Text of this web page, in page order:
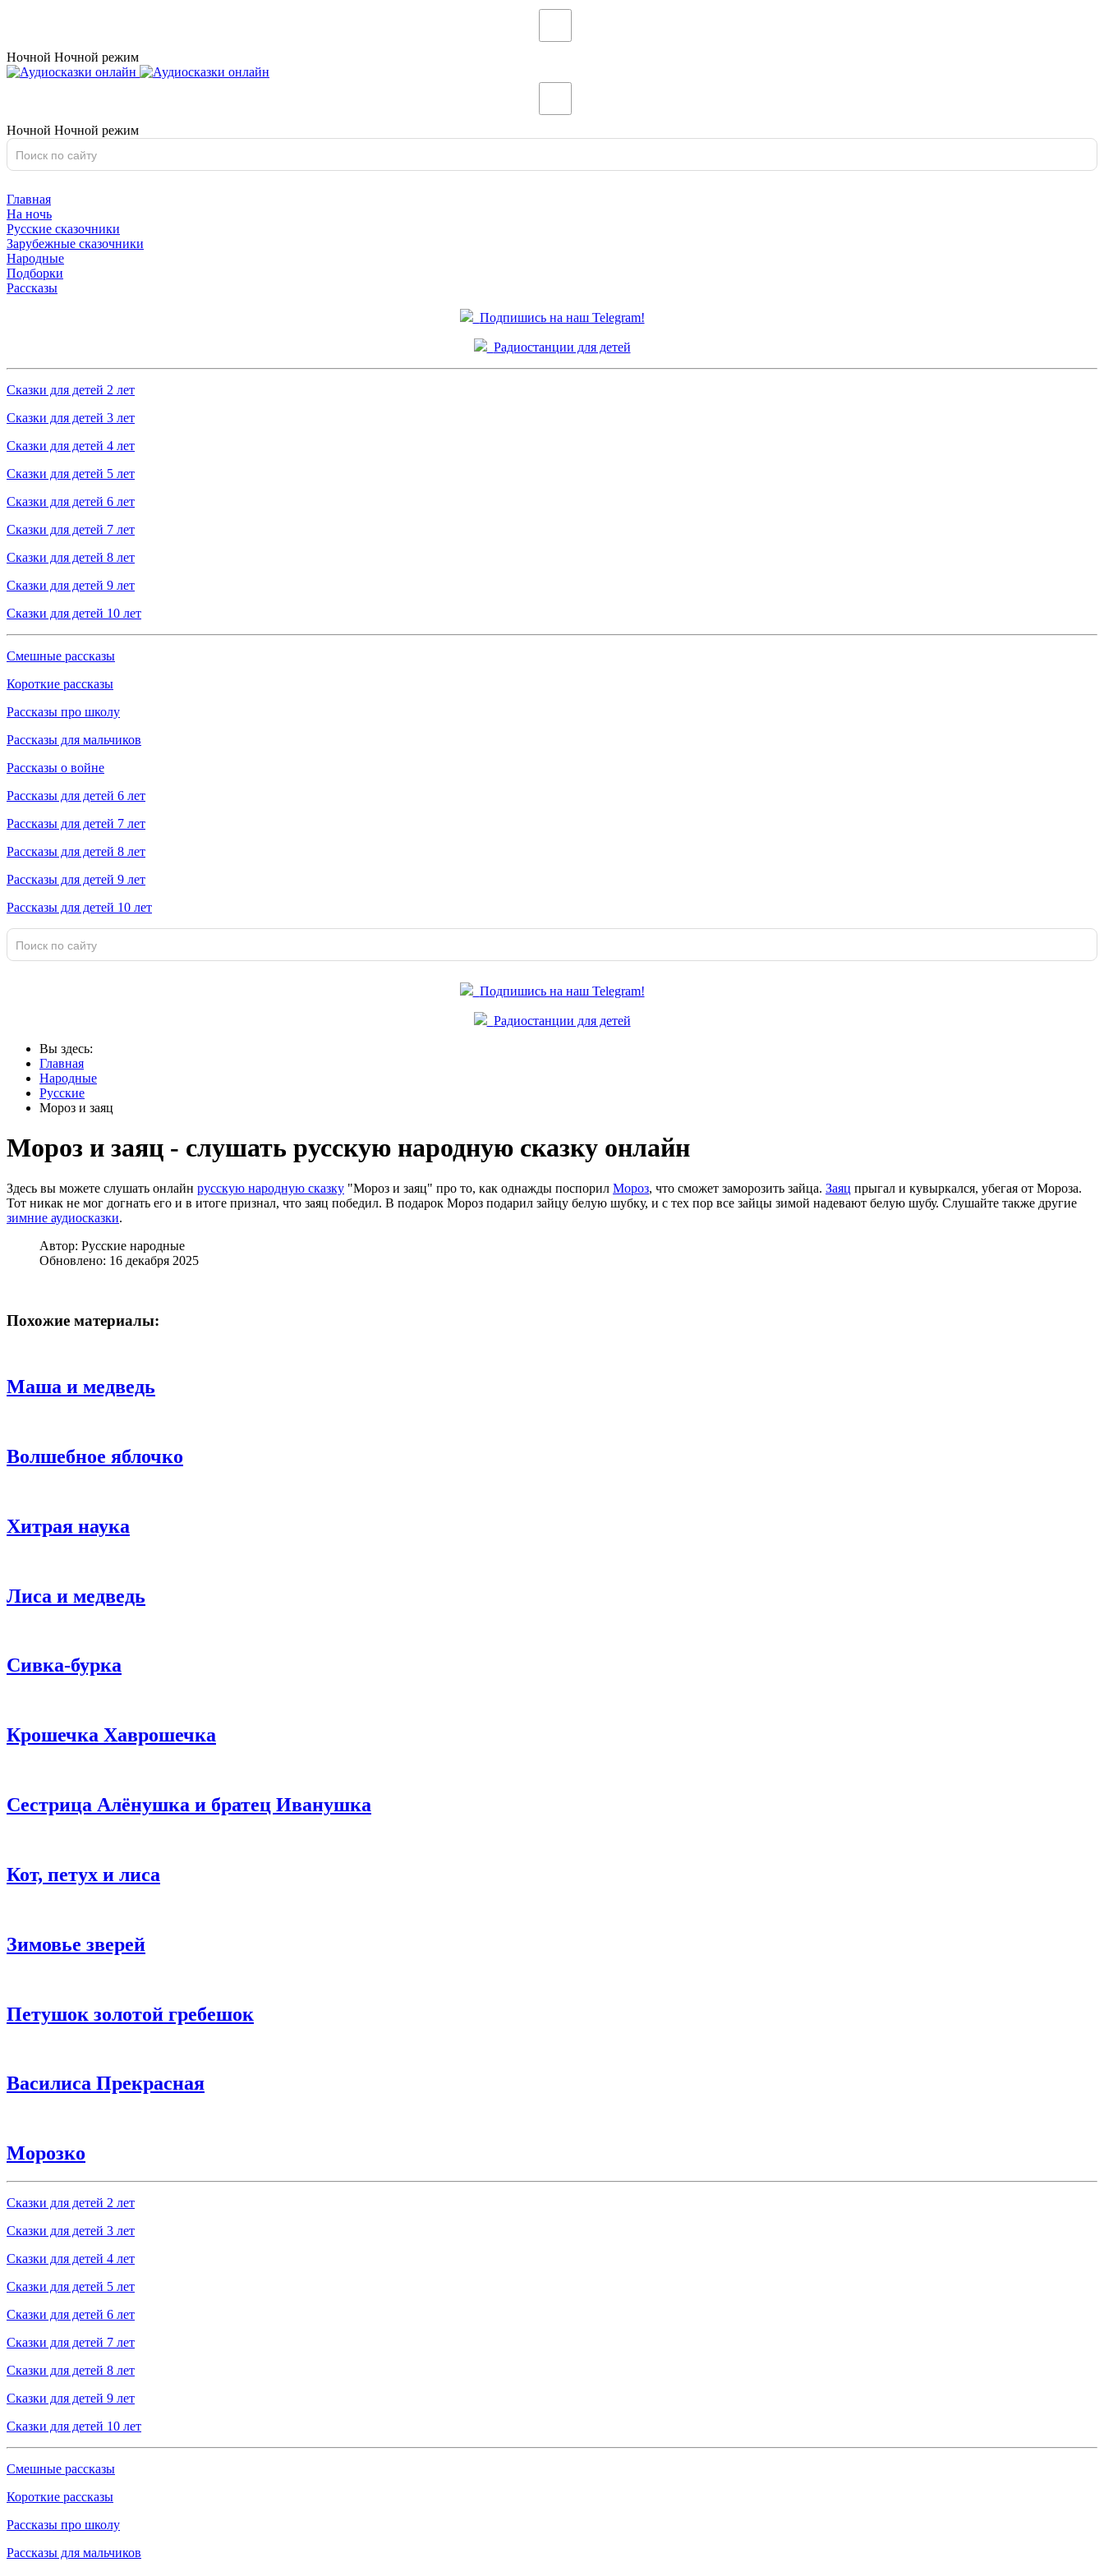
Ночной Ночной режим
Ночной Ночной режим
Главная
На ночь
Русские сказочники
Зарубежные сказочники
Народные
Подборки
Рассказы
Подпишись на наш Telegram!
Радиостанции для детей
Сказки для детей 2 лет
Сказки для детей 3 лет
Сказки для детей 4 лет
Сказки для детей 5 лет
Сказки для детей 6 лет
Сказки для детей 7 лет
Сказки для детей 8 лет
Сказки для детей 9 лет
Сказки для детей 10 лет
Смешные рассказы
Короткие рассказы
Рассказы про школу
Рассказы для мальчиков
Рассказы о войне
Рассказы для детей 6 лет
Рассказы для детей 7 лет
Рассказы для детей 8 лет
Рассказы для детей 9 лет
Рассказы для детей 10 лет
Подпишись на наш Telegram!
Радиостанции для детей
Вы здесь:
Главная
Народные
Русские
Мороз и заяц
Мороз и заяц - слушать русскую народную сказку онлайн
Здесь вы можете слушать онлайн русскую народную сказку "Мороз и заяц" про то, как однажды поспорил Мороз, что сможет заморозить зайца. Заяц прыгал и кувыркался, убегая от Мороза.
Тот никак не мог догнать его и в итоге признал, что заяц победил. В подарок Мороз подарил зайцу белую шубку, и с тех пор все зайцы зимой надевают белую шубу. Слушайте также другие
зимние аудиосказки.
Автор: Русские народные
Обновлено: 16 декабря 2025
Похожие материалы:
Маша и медведь
Волшебное яблочко
Хитрая наука
Лиса и медведь
Сивка-бурка
Крошечка Хаврошечка
Сестрица Алёнушка и братец Иванушка
Кот, петух и лиса
Зимовье зверей
Петушок золотой гребешок
Василиса Прекрасная
Морозко
Сказки для детей 2 лет
Сказки для детей 3 лет
Сказки для детей 4 лет
Сказки для детей 5 лет
Сказки для детей 6 лет
Сказки для детей 7 лет
Сказки для детей 8 лет
Сказки для детей 9 лет
Сказки для детей 10 лет
Смешные рассказы
Короткие рассказы
Рассказы про школу
Рассказы для мальчиков